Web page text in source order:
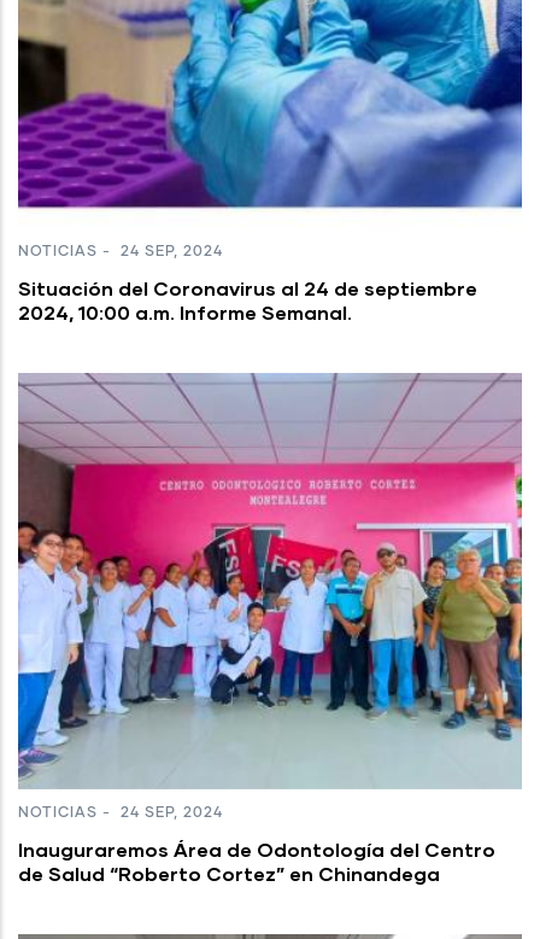
NOTICIAS - 24 SEP, 2024
Situación del Coronavirus al 24 de septiembre
2024, 10:00 a.m. Informe Semanal.
NOTICIAS - 24 SEP, 2024
Inauguraremos Área de Odontología del Centro
de Salud “Roberto Cortez” en Chinandega